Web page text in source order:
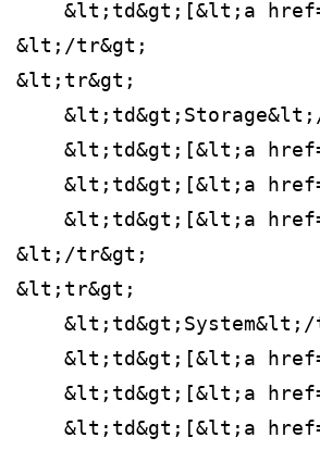
&lt;td&gt;[&lt;a
&lt;/tr&gt;
&lt;tr&gt;
&lt;td&gt;[&lt;a
&lt;td&gt;[&lt;a
&lt;td&gt;[&lt;a
&lt;/tr&gt;
&lt;tr&gt;
&lt;td&gt;System&lt;/
&lt;td&gt;[&lt;a
&lt;td&gt;[&lt;a
&lt;td&gt;[&lt;a